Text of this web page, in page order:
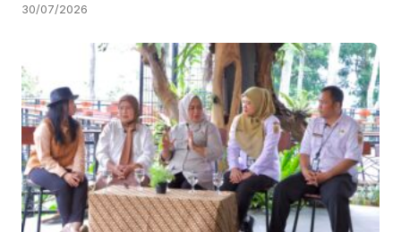
30/07/2026